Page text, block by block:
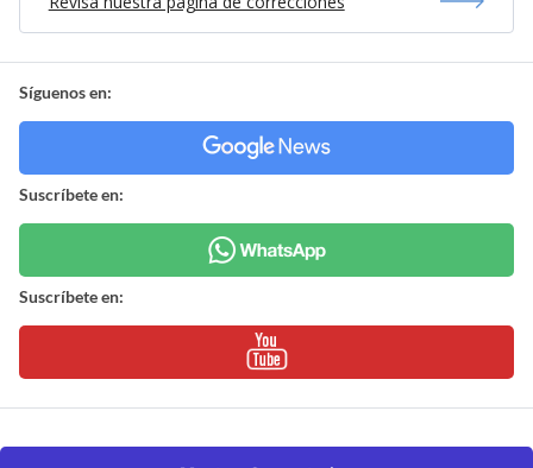
Síguenos en:
Suscríbete en:
Suscríbete en: